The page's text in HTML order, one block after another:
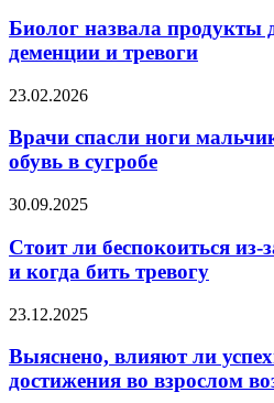
продукты
для
защиты
деменции
тревоги
Биолог назвала продукты
деменции и тревоги
Врачи
ноги
мальчику,
который
обувь
сугробе
23.02.2026
Врачи спасли ноги
обувь в сугробе
Стоит
беспокоиться
из-
за
ребенка
когда
бить
30.09.2025
Стоит ли беспокоиться из-
и когда бить тревогу
Выяснено,
ли
в
23.12.2025
Выяснено, влияют ли
достижения во взрослом